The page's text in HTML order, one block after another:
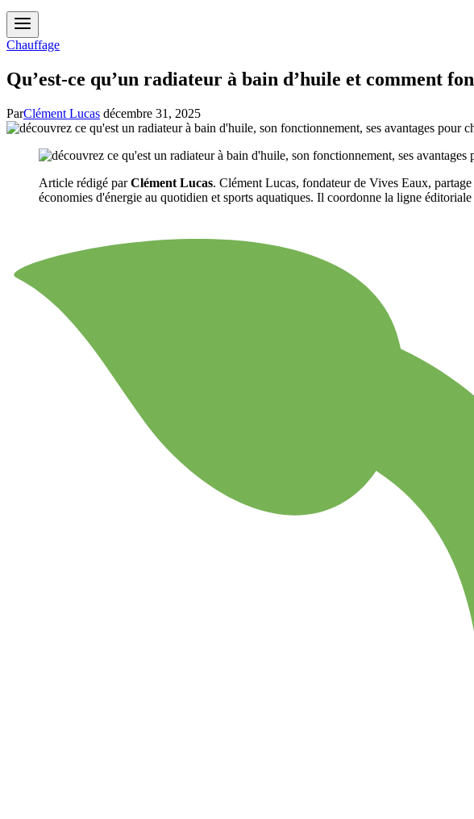
Chauffage
Qu’est-ce qu’un radiateur à bain d’huile et comment
ParClément Lucas décembre 31, 2025
Article rédigé parClément Lucas. Clément Lucas, fondateur de Vives Eaux,
économies d'énergie au quotidien et sports aquatiques. Il coordonne la ligne